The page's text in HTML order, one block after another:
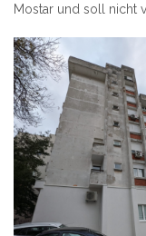
Mostar und soll nicht